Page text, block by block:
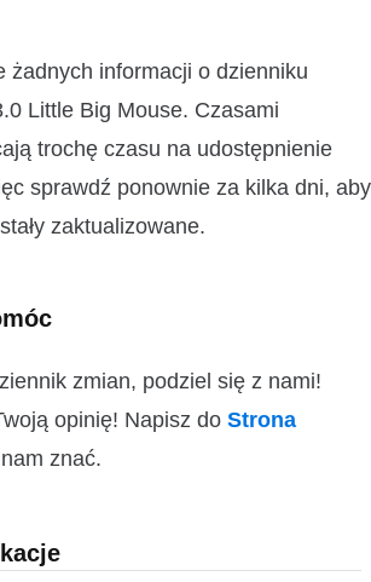
żadnych informacji o dzienniku
Little Big Mouse. Czasami
trochę czasu na udostępnienie
sprawdź ponownie za kilka dni, aby
zaktualizowane.
zmian, podziel się z nami!
opinię! Napisz do Strona
znać.